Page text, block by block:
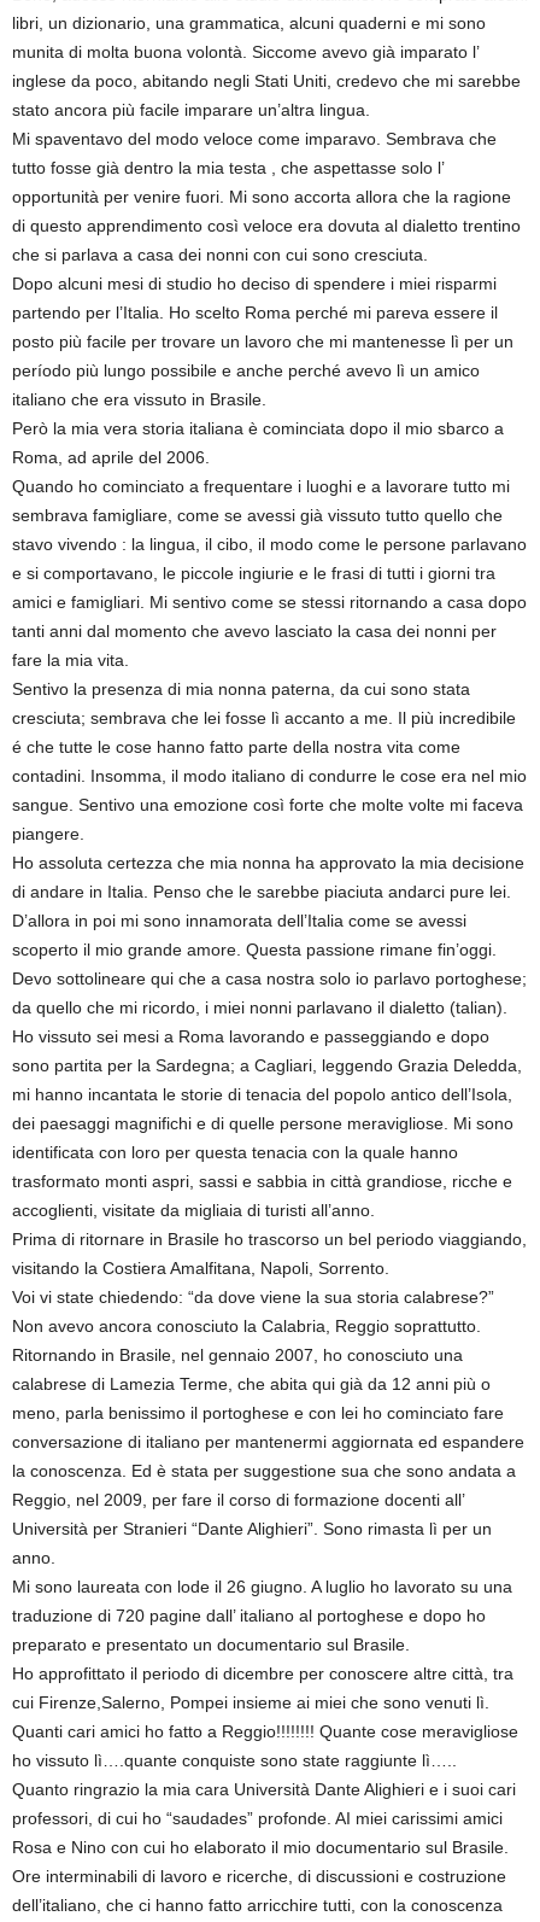
libri, un dizionario, una grammatica, alcuni quaderni e mi sono
munita di molta buona volontà. Siccome avevo già imparato l’
inglese da poco, abitando negli Stati Uniti, credevo che mi sarebbe
stato ancora più facile imparare un’altra lingua.
Mi spaventavo del modo veloce come imparavo. Sembrava che
tutto fosse già dentro la mia testa , che aspettasse solo l’
opportunità per venire fuori. Mi sono accorta allora che la ragione
di questo apprendimento così veloce era dovuta al dialetto trentino
che si parlava a casa dei nonni con cui sono cresciuta.
Dopo alcuni mesi di studio ho deciso di spendere i miei risparmi
partendo per l’Italia. Ho scelto Roma perché mi pareva essere il
posto più facile per trovare un lavoro che mi mantenesse lì per un
período più lungo possibile e anche perché avevo lì un amico
italiano che era vissuto in Brasile.
Però la mia vera storia italiana è cominciata dopo il mio sbarco a
Roma, ad aprile del 2006.
Quando ho cominciato a frequentare i luoghi e a lavorare tutto mi
sembrava famigliare, come se avessi già vissuto tutto quello che
stavo vivendo : la lingua, il cibo, il modo come le persone parlavano
e si comportavano, le piccole ingiurie e le frasi di tutti i giorni tra
amici e famigliari. Mi sentivo come se stessi ritornando a casa dopo
tanti anni dal momento che avevo lasciato la casa dei nonni per
fare la mia vita.
Sentivo la presenza di mia nonna paterna, da cui sono stata
cresciuta; sembrava che lei fosse lì accanto a me. Il più incredibile
é che tutte le cose hanno fatto parte della nostra vita come
contadini. Insomma, il modo italiano di condurre le cose era nel mio
sangue. Sentivo una emozione così forte che molte volte mi faceva
piangere.
Ho assoluta certezza che mia nonna ha approvato la mia decisione
di andare in Italia. Penso che le sarebbe piaciuta andarci pure lei.
D’allora in poi mi sono innamorata dell’Italia come se avessi
scoperto il mio grande amore. Questa passione rimane fin’oggi.
Devo sottolineare qui che a casa nostra solo io parlavo portoghese;
da quello che mi ricordo, i miei nonni parlavano il dialetto (talian).
Ho vissuto sei mesi a Roma lavorando e passeggiando e dopo
sono partita per la Sardegna; a Cagliari, leggendo Grazia Deledda,
mi hanno incantata le storie di tenacia del popolo antico dell’Isola,
dei paesaggi magnifichi e di quelle persone meravigliose. Mi sono
identificata con loro per questa tenacia con la quale hanno
trasformato monti aspri, sassi e sabbia in città grandiose, ricche e
accoglienti, visitate da migliaia di turisti all’anno.
Prima di ritornare in Brasile ho trascorso un bel periodo viaggiando,
visitando la Costiera Amalfitana, Napoli, Sorrento.
Voi vi state chiedendo: “da dove viene la sua storia calabrese?”
Non avevo ancora conosciuto la Calabria, Reggio soprattutto.
Ritornando in Brasile, nel gennaio 2007, ho conosciuto una
calabrese di Lamezia Terme, che abita qui già da 12 anni più o
meno, parla benissimo il portoghese e con lei ho cominciato fare
conversazione di italiano per mantenermi aggiornata ed espandere
la conoscenza. Ed è stata per suggestione sua che sono andata a
Reggio, nel 2009, per fare il corso di formazione docenti all’
Università per Stranieri “Dante Alighieri”. Sono rimasta lì per un
anno.
Mi sono laureata con lode il 26 giugno. A luglio ho lavorato su una
traduzione di 720 pagine dall’ italiano al portoghese e dopo ho
preparato e presentato un documentario sul Brasile.
Ho approfittato il periodo di dicembre per conoscere altre città, tra
cui Firenze,Salerno, Pompei insieme ai miei che sono venuti lì.
Quanti cari amici ho fatto a Reggio!!!!!!!! Quante cose meravigliose
ho vissuto lì….quante conquiste sono state raggiunte lì…..
Quanto ringrazio la mia cara Università Dante Alighieri e i suoi cari
professori, di cui ho “saudades” profonde. AI miei carissimi amici
Rosa e Nino con cui ho elaborato il mio documentario sul Brasile.
Ore interminabili di lavoro e ricerche, di discussioni e costruzione
dell’italiano, che ci hanno fatto arricchire tutti, con la conoscenza